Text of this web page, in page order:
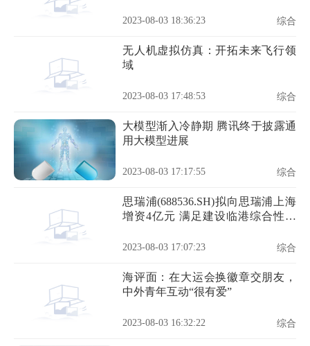
2023-08-03 18:36:23 综合
无人机虚拟仿真：开拓未来飞行领
域
2023-08-03 17:48:53 综合
大模型渐入冷静期 腾讯终于披露通
用大模型进展
2023-08-03 17:17:55 综合
思瑞浦(688536.SH)拟向思瑞浦上海
增资4亿元 满足建设临港综合性研
2023-08-03 17:07:23 综合
海评面：在大运会换徽章交朋友，
中外青年互动“很有爱”
2023-08-03 16:32:22 综合